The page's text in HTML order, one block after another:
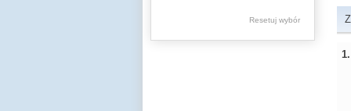
Resetuj wybór